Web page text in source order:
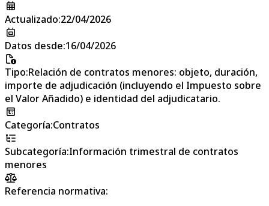
Actualizado:22/04/2026
Datos desde:16/04/2026
Tipo:Relación de contratos menores: objeto, duración,
importe de adjudicación (incluyendo el Impuesto sobre
el Valor Añadido) e identidad del adjudicatario.
Categoría:Contratos
Subcategoría:Información trimestral de contratos
menores
Referencia normativa: